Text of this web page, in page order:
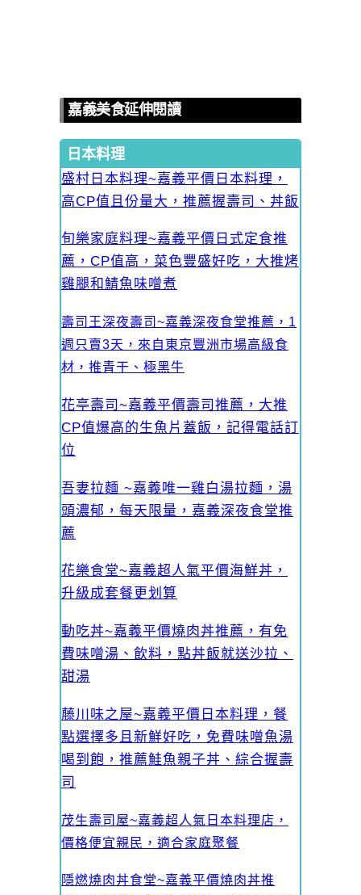
嘉義美食延伸閱讀
日本料理
盛村日本料理~嘉義平價日本料理，
高CP值且份量大，推薦握壽司、丼飯
旬樂家庭料理~嘉義平價日式定食推
薦，CP值高，菜色豐盛好吃，大推烤
雞腿和鯖魚味噌煮
壽司王深夜壽司~嘉義深夜食堂推薦，1
週只賣3天，來自東京豐洲市場高級食
材，推青干、極黑牛
花亭壽司~嘉義平價壽司推薦，大推
CP值爆高的生魚片蓋飯，記得電話訂
位
吾妻拉麵 ~嘉義唯一雞白湯拉麵，湯
頭濃郁，每天限量，嘉義深夜食堂推
薦
花樂食堂~嘉義超人氣平價海鮮丼，
升級成套餐更划算
動吃丼~嘉義平價燒肉丼推薦，有免
費味噌湯、飲料，點丼飯就送沙拉、
甜湯
藤川味之屋~嘉義平價日本料理，餐
點選擇多且新鮮好吃，免費味噌魚湯
喝到飽，推薦鮭魚親子丼、綜合握壽
司
茂生壽司屋~嘉義超人氣日本料理店，
價格便宜親民，適合家庭聚餐
隱燃燒肉丼食堂~嘉義平價燒肉丼推